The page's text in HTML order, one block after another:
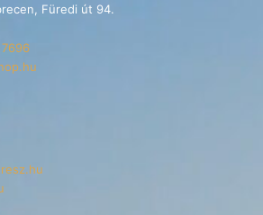
Füredi út 94.